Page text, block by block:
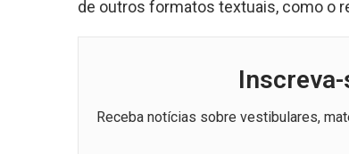
de outros formatos textuais, como o
Receba notícias sobre vestibulares,